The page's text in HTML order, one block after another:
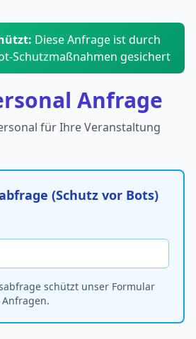
Diese Anfrage ist durch
Schutzmaßnahmen gesichert
Anfrage
für Ihre Veranstaltung
(Schutz vor Bots)
schützt unser Formular